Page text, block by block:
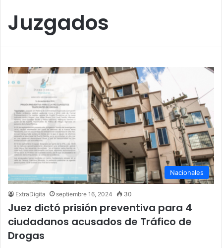
Juzgados
Nacionales
ExtraDigita septiembre 16, 2024 30
Juez dictó prisión preventiva para 4
ciudadanos acusados de Tráfico de
Drogas